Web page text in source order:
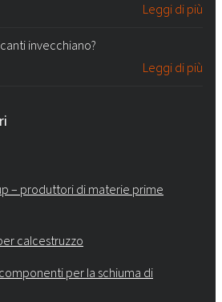
Leggi di più
invecchiano?
Leggi di più
– produttori di materie prime
calcestruzzo
per la schiuma di